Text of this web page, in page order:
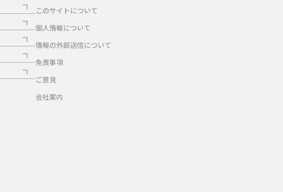
このサイトについて
個人情報について
情報の外部送信について
免責事項
ご意見
会社案内